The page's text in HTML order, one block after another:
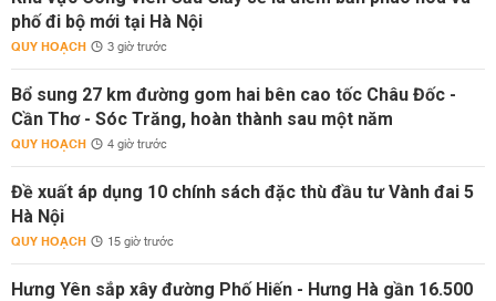
phố đi bộ mới tại Hà Nội
QUY HOẠCH 3 giờ trước
Bổ sung 27 km đường gom hai bên cao tốc Châu Đốc -
Cần Thơ - Sóc Trăng, hoàn thành sau một năm
QUY HOẠCH 4 giờ trước
Đề xuất áp dụng 10 chính sách đặc thù đầu tư Vành đai 5
Hà Nội
QUY HOẠCH 15 giờ trước
Hưng Yên sắp xây đường Phố Hiến - Hưng Hà gần 16.500